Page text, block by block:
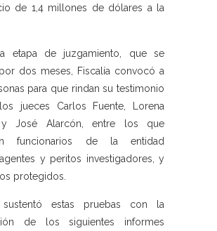
de 1,4 millones de dólares a la
etapa de juzgamiento, que se
dos meses, Fiscalía convocó a
para que rindan su testimonio
jueces Carlos Fuente, Lorena
y José Alarcón, entre los que
funcionarios de la entidad
y peritos investigadores, y
protegidos.
sustentó estas pruebas con la
de los siguientes informes